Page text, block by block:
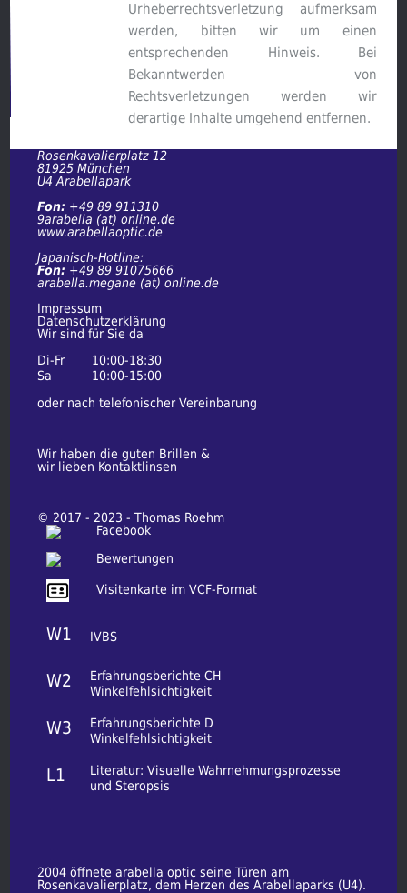
Urheberrechtsverletzung aufmerksam
werden, bitten wir um einen
entsprechenden Hinweis. Bei
Bekanntwerden von
Rechtsverletzungen werden wir
derartige Inhalte umgehend entfernen.
Rosenkavalierplatz 12
81925 München
U4 Arabellapark
Fon: +49 89 911310
9arabella (at) online.de
www.arabellaoptic.de
Japanisch-Hotline:
Fon: +49 89 91075666
arabella.megane (at) online.de
Impressum
Datenschutzerklärung
Wir sind für Sie da
Di-Fr
10:00-18:30
Sa
10:00-15:00
oder nach telefonischer Vereinbarung
Wir haben die guten Brillen &
wir lieben Kontaktlinsen
© 2017 - 2023 - Thomas Roehm
Facebook
Bewertungen
Visitenkarte im VCF-Format
W1 IVBS
W2
Erfahrungsberichte CH
Winkelfehlsichtigkeit
W3
Erfahrungsberichte D
Winkelfehlsichtigkeit
L1
Literatur: Visuelle Wahrnehmungsprozesse
und Steropsis
2004 öffnete arabella optic seine Türen am
Rosenkavalierplatz, dem Herzen des Arabellaparks (U4).